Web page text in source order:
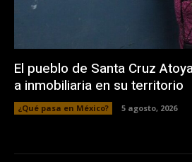
El pueblo de Santa Cruz
a inmobiliaria en su territorio
¿Qué pasa en México? 5 agosto, 2026